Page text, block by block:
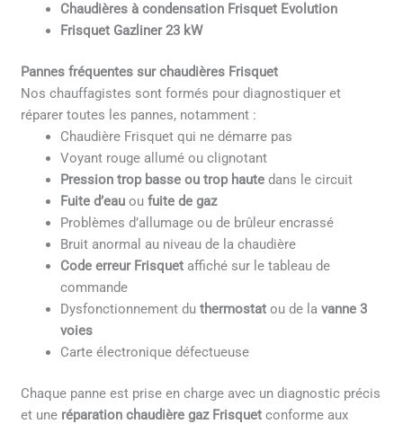
Chaudières à condensation Frisquet Evolution
Frisquet Gazliner 23 kW
Pannes fréquentes sur chaudières Frisquet
Nos chauffagistes sont formés pour diagnostiquer et
réparer toutes les pannes, notamment :
Chaudière Frisquet qui ne démarre pas
Voyant rouge allumé ou clignotant
Pression trop basse ou trop haute dans le circuit
Fuite d’eau oufuite de gaz
Problèmes d’allumage ou de brûleur encrassé
Bruit anormal au niveau de la chaudière
Code erreur Frisquet affiché sur le tableau de
commande
Dysfonctionnement duthermostat ou de lavanne 3
voies
Carte électronique défectueuse
Chaque panne est prise en charge avec un diagnostic précis
et une réparation chaudière gaz Frisquet conforme aux